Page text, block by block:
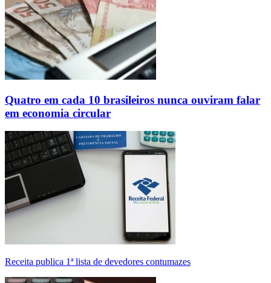
Quatro em cada 10 brasileiros nunca ouviram falar
em economia circular
Receita publica 1ª lista de devedores contumazes